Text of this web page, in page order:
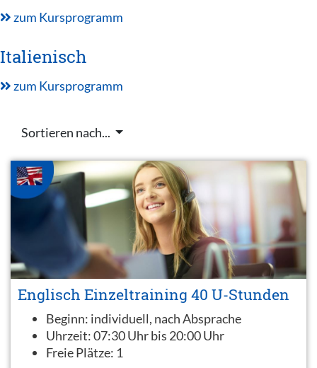
zum Kursprogramm
Italienisch
zum Kursprogramm
Sortieren nach...
Englisch Einzeltraining 40 U-Stunden
Beginn: individuell, nach Absprache
Uhrzeit:07:30 Uhr bis 20:00 Uhr
Freie Plätze: 1